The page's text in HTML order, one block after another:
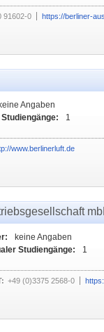
91602-0 https://berliner-
keine Angaben
1
www.berlinerluft.de
keine Angaben
Studiengänge:
1
+49 (0)3375 2568-0